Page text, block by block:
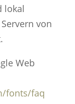
lokal
von
Web
fonts/faq